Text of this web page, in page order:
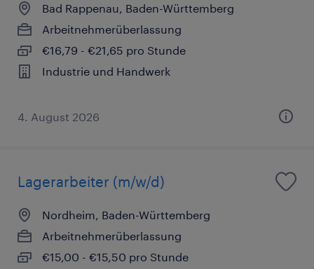
Bad Rappenau, Baden-Württemberg
Arbeitnehmerüberlassung
€16,79 - €21,65 pro Stunde
Industrie und Handwerk
4. August 2026
Lagerarbeiter (m/w/d)
Nordheim, Baden-Württemberg
Arbeitnehmerüberlassung
€15,00 - €15,50 pro Stunde